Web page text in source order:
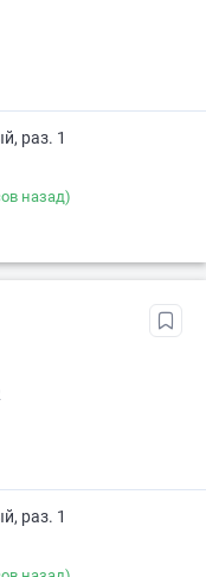
раз. 1
назад)
раз. 1